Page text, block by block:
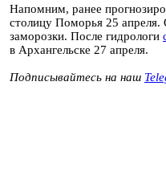
Напомним, ранее
столицу Поморья 25
заморозки. После гидрологи
в Архангельске 27 апреля.
Подписывайтесь на наш